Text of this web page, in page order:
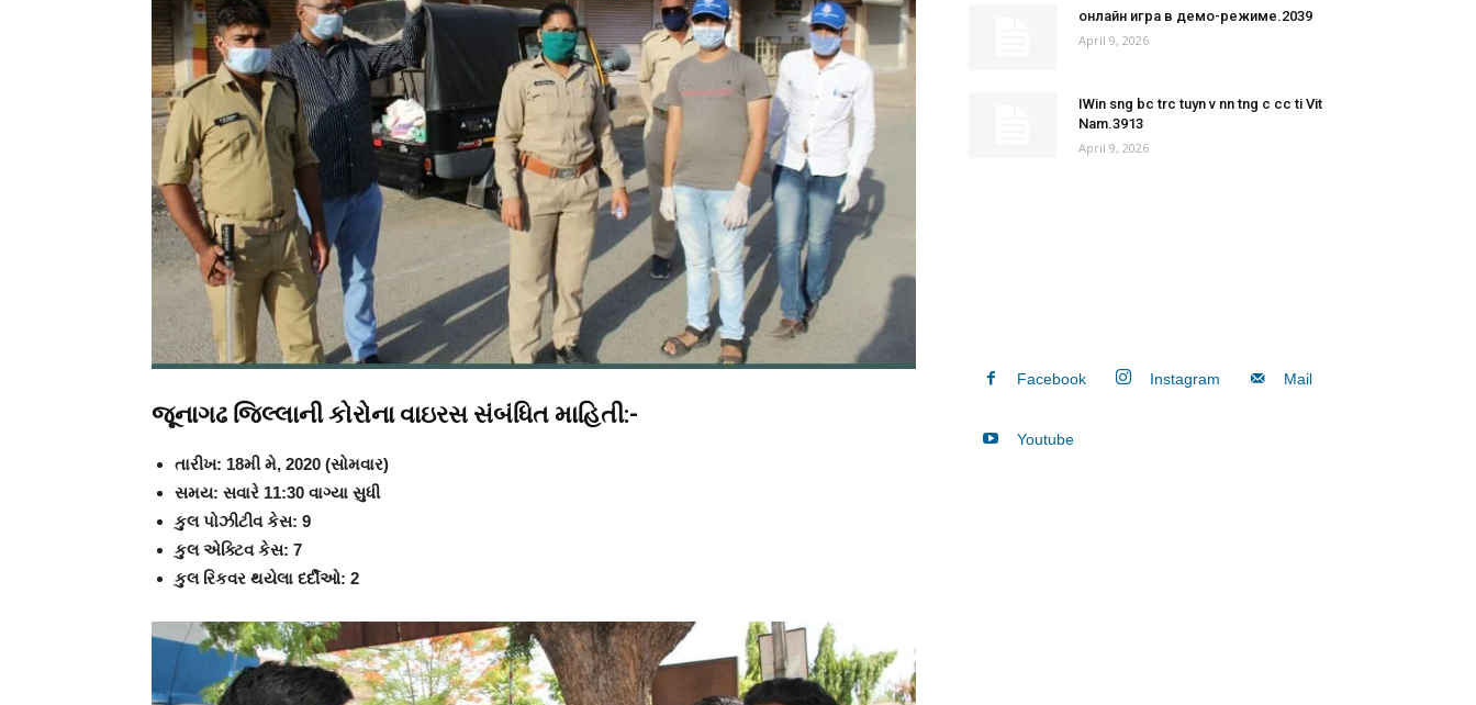
જૂનાગઢ જિલ્લાની કોરોના વાઇરસ સંબંધિત માહિતી:-
તારીખ: 18મી મે, 2020 (સોમવાર)
સમય: સવારે 11:30 વાગ્યા સુધી
કુલ પોઝીટીવ કેસ: 9
કુલ એક્ટિવ કેસ: 7
કુલ રિકવર થયેલા દર્દીઓ: 2
онлайн игра в демо-режиме.2039
April 9, 2026
IWin sng bc trc tuyn v nn tng c cc ti Vit
Nam.3913
April 9, 2026
Facebook Instagram Mail
Youtube